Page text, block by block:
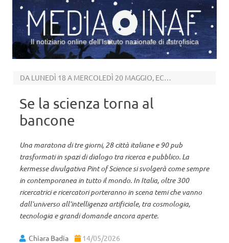
Il notiziario online dell’Istituto nazionale di astrofisica
DA LUNEDÌ 18 A MERCOLEDÌ 20 MAGGIO, ECCO PINT OF SCIENCE 2026
Se la scienza torna al
bancone
Una maratona di tre giorni, 28 città italiane e 90 pub
trasformati in spazi di dialogo tra ricerca e pubblico. La
kermesse divulgativa Pint of Science si svolgerà come sempre
in contemporanea in tutto il mondo. In Italia, oltre 300
ricercatrici e ricercatori porteranno in scena temi che vanno
dall’universo all’intelligenza artificiale, tra cosmologia,
tecnologia e grandi domande ancora aperte.
Chiara Badia 14/05/2026